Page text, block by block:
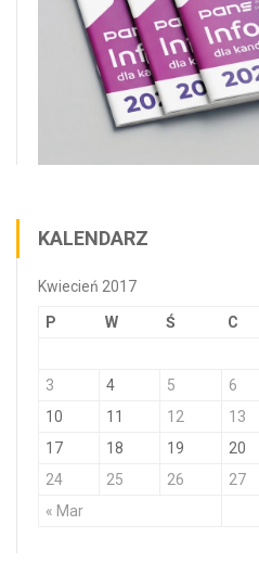
KALENDARZ
Kwiecień 2017
P W Ś C
« Mar
3
4 5 6
10
11 12 13
17
18 19 20
24
25 26 27